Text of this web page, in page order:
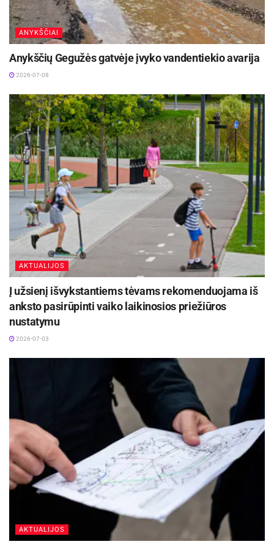
ANYKŠČIAI
Anykščių Gegužės gatvėje įvyko vandentiekio avarija
2026-07-08
AKTUALIJOS
Į užsienį išvykstantiems tėvams rekomenduojama iš
anksto pasirūpinti vaiko laikinosios priežiūros
nustatymu
2026-07-03
AKTUALIJOS